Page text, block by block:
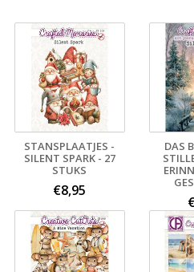
STANSPLAATJES -
SILENT SPARK - 27
STUKS
€8,95
DAS